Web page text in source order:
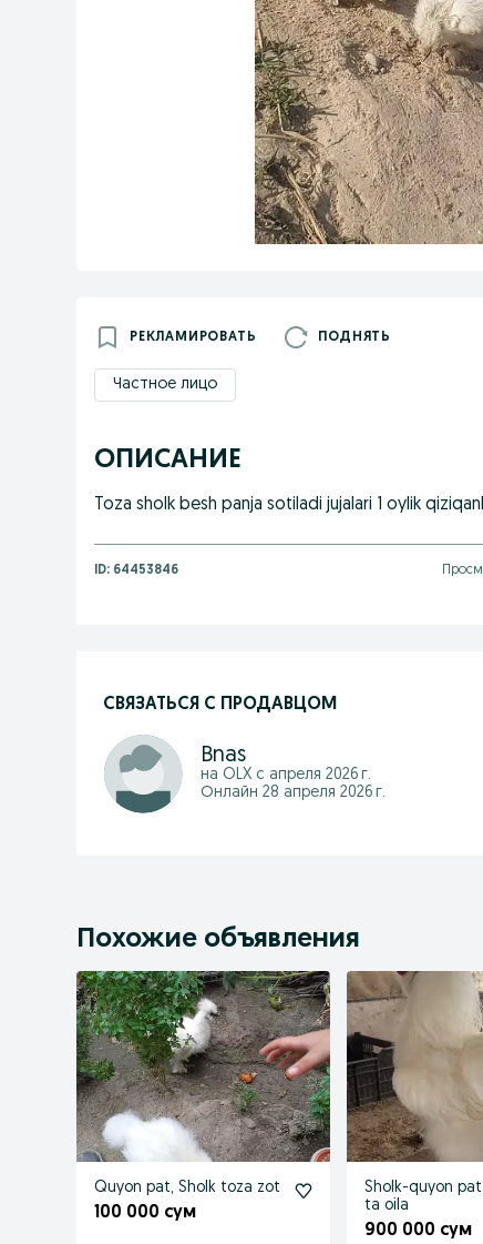
РЕКЛАМИРОВАТЬ ПОДНЯТЬ
Частное лицо
ОПИСАНИЕ
Toza sholk besh panja sotiladi jujalari 1 oylik
ID: 64453846
СВЯЗАТЬСЯ С ПРОДАВЦОМ
Bnas
на OLX с апреля 2026 г.
Онлайн 28 апреля 2026 г.
Похожие объявления
Quyon pat, Sholk toza zot
100 000 сум
Sholk-quyon pat
ta oila
900 000 сум